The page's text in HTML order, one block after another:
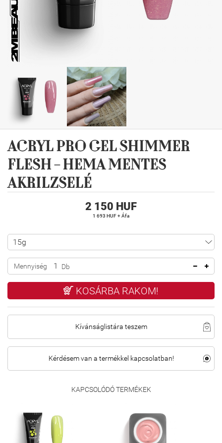
ACRYL PRO GEL SHIMMER
FLESH - HEMA MENTES
AKRILZSELÉ
2 150 HUF
1 693 HUF + Áfa
Mennyiség Db
KOSÁRBA RAKOM!
Kívánságlistára teszem
Kérdésem van a termékkel kapcsolatban!
KAPCSOLÓDÓ TERMÉKEK